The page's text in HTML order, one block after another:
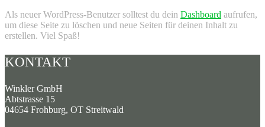
Als neuer WordPress-Benutzer solltest du dein Dashboard aufrufen,
um diese Seite zu löschen und neue Seiten für deinen Inhalt zu
erstellen. Viel Spaß!
KONTAKT
Winkler GmbH
Abtstrasse 15
04654 Frohburg, OT Streitwald